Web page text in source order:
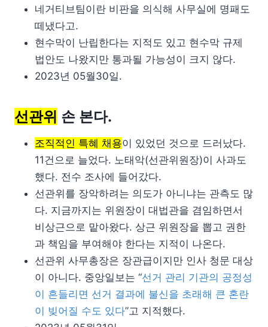
네거티브팀이란 비판을 의식해 사무실에 명패도
떼냈다고.
현수막이 난립한다는 지적도 있고 현수막 규제
법안도 나왔지만 통과될 가능성이 크지 않다.
2023년 05월30일.
선관위 손 본다.
조직적인 특혜 채용이 있었던 것으로 드러났다.
11건으로 늘었다. 노태악(선관위원장)이 사과도
했다. 전수 조사에 들어갔다.
선관위를 장악하려는 의도가 아니냐는 관측도 많
다. 지금까지는 위원장이 대법관을 겸임하면서
비상근으로 맡아왔다. 상근 위원장을 뽑고 권한
과 책임을 부여해야 한다는 지적이 나온다.
선관위 사무총장은 장관급이지만 인사 청문 대상
이 아니다. 중앙일보는 “선거 관리 기관의 공정성
이 흔들리면 선거 결과에 불신을 초래해 큰 혼란
이 빚어질 수도 있다”고 지적했다.